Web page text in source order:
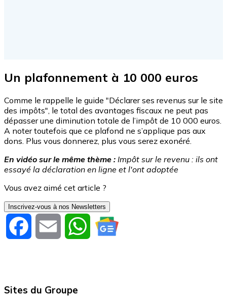
Un plafonnement à 10 000 euros
Comme le rappelle le guide "Déclarer ses revenus sur le site
des impôts", le total des avantages fiscaux ne peut pas
dépasser une diminution totale de l’impôt de 10 000 euros.
A noter toutefois que ce plafond ne s’applique pas aux
dons. Plus vous donnerez, plus vous serez exonéré.
En vidéo sur le même thème : Impôt sur le revenu : ils ont
essayé la déclaration en ligne et l'ont adoptée
Vous avez aimé cet article ?
Inscrivez-vous à nos Newsletters
Facebook Email WhatsApp
Sites du Groupe